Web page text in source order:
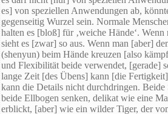
es] von speziellen Anwendungen ab,
gegenseitig Wurzel sein. Normale
halten es [bloß] für ‚weiche Hände‘. Wenn
sieht es [zwar] so aus. Wenn man [aber]
(shenyun) beim Hände kreuzen [also
und Flexibilität beide verwendet, [gerade]
lange Zeit [des Übens] kann [die
kann die Details nicht durchdringen. Beide
beide Ellbogen senken, delikat wie eine
erblickt, [aber] wie ein wilder Tiger, der